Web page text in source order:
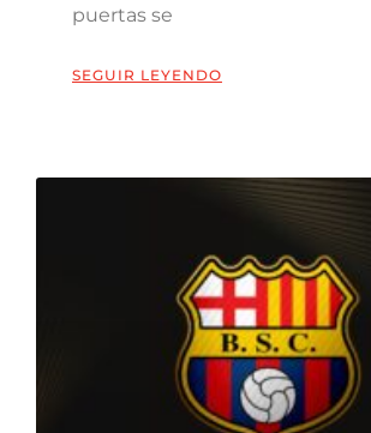
puertas se
SEGUIR LEYENDO